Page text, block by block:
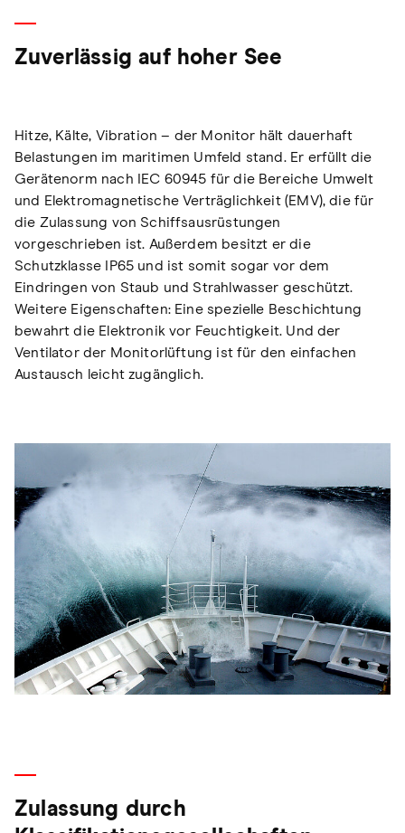
Zuverlässig auf hoher See
Hitze, Kälte, Vibration – der Monitor hält dauerhaft
Belastungen im maritimen Umfeld stand. Er erfüllt die
Gerätenorm nach IEC 60945 für die Bereiche Umwelt
und Elektromagnetische Verträglichkeit (EMV), die für
die Zulassung von Schiffsausrüstungen
vorgeschrieben ist. Außerdem besitzt er die
Schutzklasse IP65 und ist somit sogar vor dem
Eindringen von Staub und Strahlwasser geschützt.
Weitere Eigenschaften: Eine spezielle Beschichtung
bewahrt die Elektronik vor Feuchtigkeit. Und der
Ventilator der Monitorlüftung ist für den einfachen
Austausch leicht zugänglich.
Zulassung durch